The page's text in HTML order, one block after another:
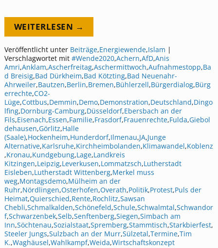
WEITERLESEN →
Veröffentlicht unter Beiträge,Energiewende,Islam |
Verschlagwortet mit #Wende2020,Achern,AfD,Anis
Amri,Anklam,Ascherfreitag,Aschermittwoch,Aufnahmestopp,Ba
d Breisig,Bad Dürkheim,Bad Kötzting,Bad Neuenahr-
Ahrweiler,Bautzen,Berlin,Bremen,Bühlerzell,Bürgerdialog,Bürg
errechte,CO2-
Lüge,Cottbus,Demmin,Demo,Demonstration,Deutschland,Dingo
lfing,Dornburg-Camburg,Düsseldorf,Ebersbach an der
Fils,Eisenach,Essen,Familie,Frasdorf,Frauenrechte,Fulda,Giebol
dehausen,Görlitz,Halle
(Saale),Hockenheim,Hunderdorf,Ilmenau,JA,Junge
Alternative,Karlsruhe,Kirchheimbolanden,Klimawandel,Koblenz
,Kronau,Kundgebung,Lage,Landkreis
Kitzingen,Leipzig,Leverkusen,Lommatzsch,Lutherstadt
Eisleben,Lutherstadt Wittenberg,Merkel muss
weg,Montagsdemo,Mülheim an der
Ruhr,Nördlingen,Osterhofen,Overath,Politik,Protest,Puls der
Heimat,Quierschied,Rente,Rochlitz,Sawsan
Chebli,Schmalkalden,Schönefeld,Schule,Schwalmtal,Schwandor
f,Schwarzenbek,Selb,Senftenberg,Siegen,Simbach am
Inn,Söchtenau,Sozialstaat,Spremberg,Stammtisch,Starkbierfest,
Steeler Jungs,Sulzbach an der Murr,Sülzetal,Termine,Tim
K.,Waghäusel,Wahlkampf,Weida,Wirtschaftskonzept